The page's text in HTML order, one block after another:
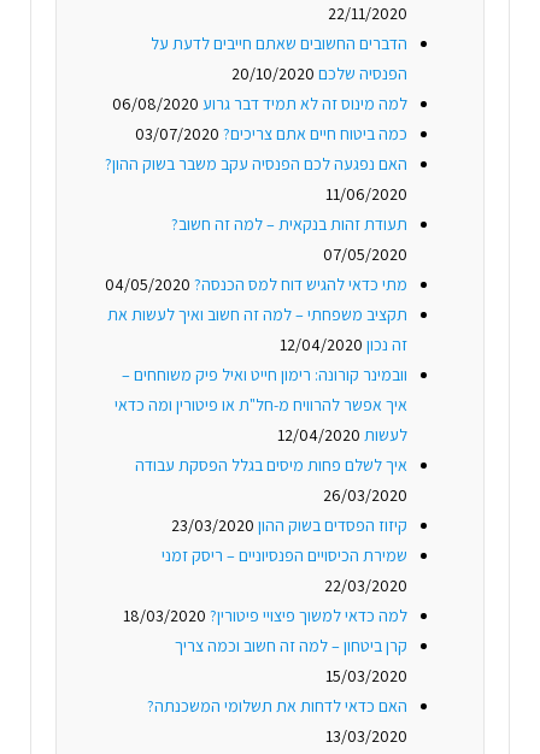
22/11/2020
הדברים החשובים שאתם חייבים לדעת על
הפנסיה שלכם 20/10/2020
למה מינוס זה לא תמיד דבר גרוע 06/08/2020
כמה ביטוח חיים אתם צריכים? 03/07/2020
האם נפגעה לכם הפנסיה עקב משבר בשוק ההון?
11/06/2020
תעודת זהות בנקאית – למה זה חשוב?
07/05/2020
מתי כדאי להגיש דוח למס הכנסה? 04/05/2020
תקציב משפחתי – למה זה חשוב ואיך לעשות את
זה נכון 12/04/2020
וובמינר קורונה: רימון חייט ואיל פיק משוחחים –
איך אפשר להרוויח מ-חל"ת או פיטורין ומה כדאי
לעשות 12/04/2020
איך לשלם פחות מיסים בגלל הפסקת עבודה
26/03/2020
קיזוז הפסדים בשוק ההון 23/03/2020
שמירת הכיסויים הפנסיוניים – ריסק זמני
22/03/2020
למה כדאי למשוך פיצויי פיטורין? 18/03/2020
קרן ביטחון – למה זה חשוב וכמה צריך
15/03/2020
האם כדאי לדחות את תשלומי המשכנתה?
13/03/2020